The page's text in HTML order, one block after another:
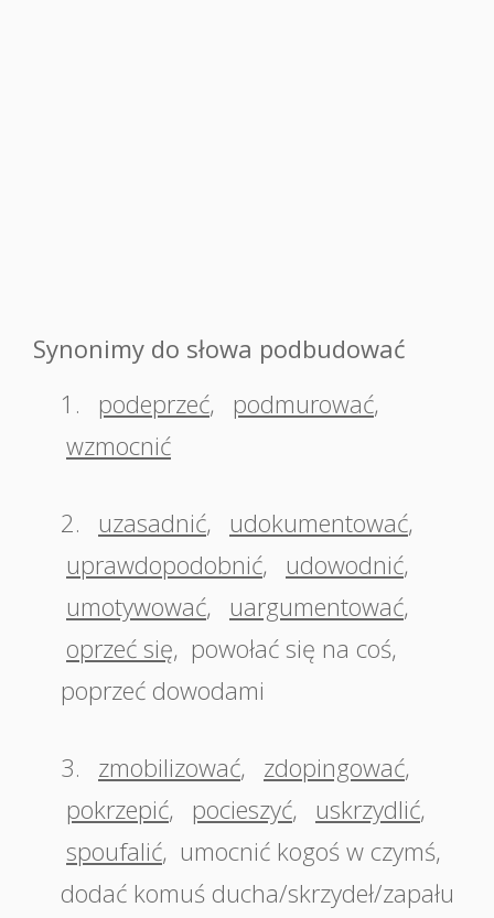
Synonimy do słowa podbudować
1.
podeprzeć, podmurować,
wzmocnić
2. uzasadnić, udokumentować,
uprawdopodobnić, udowodnić,
umotywować, uargumentować,
oprzeć się, powołać się na coś,
poprzeć dowodami
3. zmobilizować, zdopingować,
pokrzepić, pocieszyć, uskrzydlić,
spoufalić, umocnić kogoś w czymś,
dodać komuś ducha/skrzydeł/zapału